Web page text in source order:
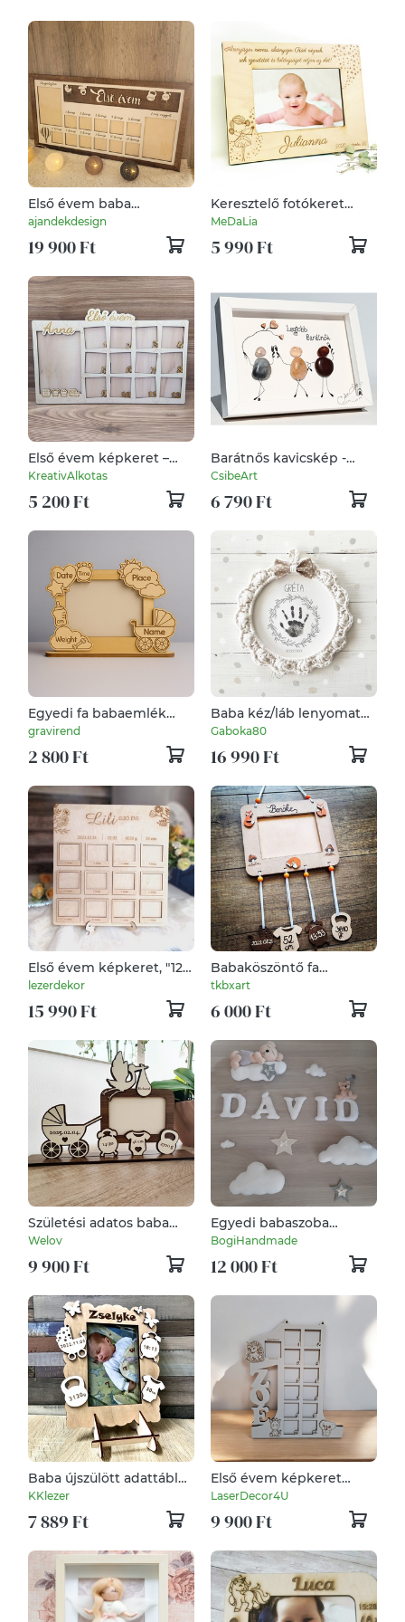
Első évem baba
képkeret
ajandekdesign
19 900 Ft
Keresztelő fotókeret
gravírozással
MeDaLia
5 990 Ft
Első évem képkeret –
névre szóló
KreativAlkotas
5 200 Ft
Barátnős kavicskép -
egyedi szöveggel
CsibeArt
6 790 Ft
Egyedi fa babaemlék
tartó / képkeret
gravirend
2 800 Ft
Baba kéz/láb lenyomatos
horgolt képkeret - 20 cm
Gaboka80
16 990 Ft
Első évem képkeret, "12
hónap emléke"
lezerdekor
15 990 Ft
Babaköszöntő fa
képkeret születési
adatokkal - kézzel festett
tkbxart
6 000 Ft
Születési adatos baba
fényképtartó
Welov
9 900 Ft
Egyedi babaszoba
dekoráció Dávid
babának
BogiHandmade
12 000 Ft
Baba újszülött adattábla
képkeret személyre
KKlezer
7 889 Ft
Első évem képkeret
(babaköszöntő)
LaserDecor4U
9 900 Ft